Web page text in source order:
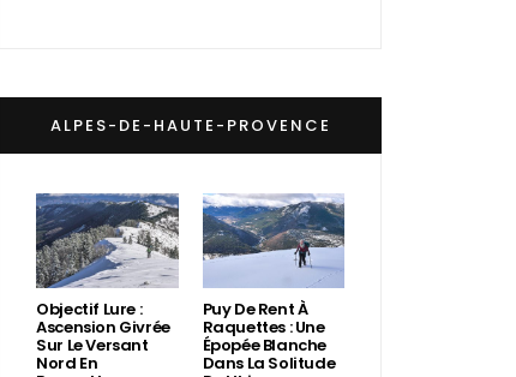
ALPES-DE-HAUTE-PROVENCE
Objectif Lure :
Ascension Givrée
Sur Le Versant
Nord En
Puy De Rent À
Raquettes : Une
Épopée Blanche
Dans La Solitude